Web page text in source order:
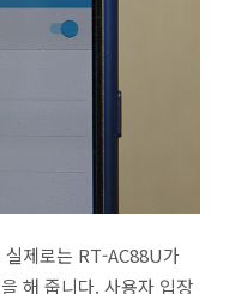
제로는 RT-AC88U가
해 줍니다. 사용자 입장